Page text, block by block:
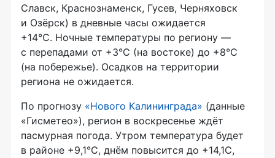
Славск, Краснознаменск, Гусев, Черняховск
и Озёрск) в дневные часы ожидается
+14°C. Ночные температуры по региону —
с перепадами от +3°C (на востоке) до +8°C
(на побережье). Осадков на территории
региона не ожидается.
По прогнозу «Нового Калининграда» (данные
«Гисметео»), регион в воскресенье ждёт
пасмурная погода. Утром температура будет
в районе +9,1°C, днём повысится до +14,1C,